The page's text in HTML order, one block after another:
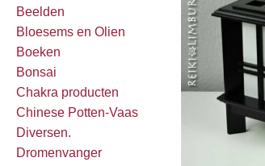
Beelden
Bloesems en Olien
Boeken
Bonsai
Chakra producten
Chinese Potten-Vaas
Diversen.
Dromenvanger